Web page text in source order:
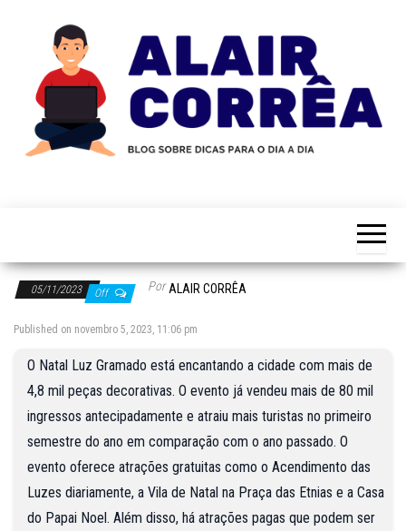
content
Corrêa
Educação e
Mais…
05/11/2023 Off Por ALAIR CORRÊA
Published on novembro 5, 2023, 11:06 pm
O Natal Luz Gramado está encantando a cidade com mais de
4,8 mil peças decorativas. O evento já vendeu mais de 80 mil
ingressos antecipadamente e atraiu mais turistas no primeiro
semestre do ano em comparação com o ano passado. O
evento oferece atrações gratuitas como o Acendimento das
Luzes diariamente, a Vila de Natal na Praça das Etnias e a Casa
do Papai Noel. Além disso, há atrações pagas que podem ser